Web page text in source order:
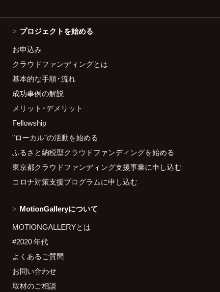
プロジェクトを始める
お申込み
クラウドファンディングとは
基本的な手順・流れ
成功事例の解説
メリット・デメリット
Fellowship
"ローカル"の活動を始める
ふるさと納税型クラウドファンディングを始める
東京都クラウドファンディング支援事業に申し込む
コロナ対策支援プログラムに申し込む
MotionGalleryについて
MOTIONGALLERYとは
#2020 年代
よくあるご質問
お問い合わせ
取材のご相談